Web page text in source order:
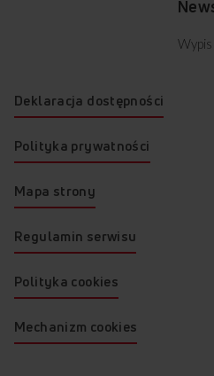
Deklaracja dostępności
Polityka prywatności
Mapa strony
Regulamin serwisu
Polityka cookies
Mechanizm cookies